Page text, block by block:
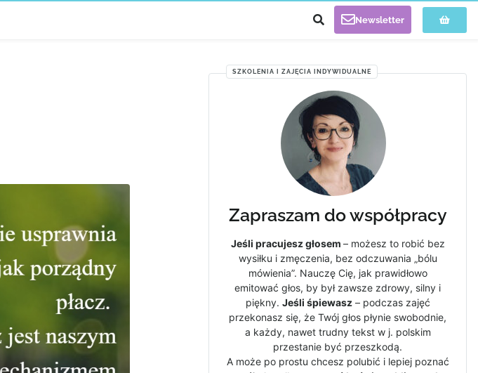
Newsletter
Zapraszam do współpracy
Jeśli pracujesz głosem – możesz to robić bez
wysiłku i zmęczenia, bez odczuwania „bólu
mówienia”. Nauczę Cię, jak prawidłowo
emitować głos, by był zawsze zdrowy, silny i
piękny. Jeśli śpiewasz– podczas zajęć
przekonasz się, że Twój głos płynie swobodnie,
a każdy, nawet trudny tekst w j. polskim
przestanie być przeszkodą.
A może po prostu chcesz polubić i lepiej poznać
SZKOLENIA I ZAJĘCIA INDYWIDUALNE